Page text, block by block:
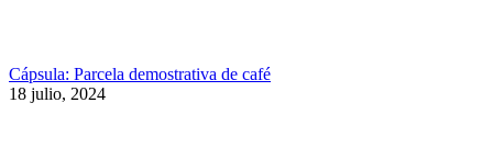
Cápsula: Parcela demostrativa de café
18 julio, 2024